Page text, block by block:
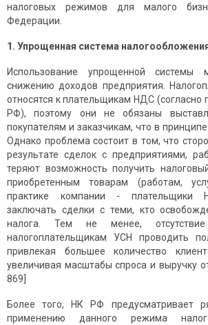
налоговых режимов для малого
Федерации.
1. Упрощенная система
Использование упрощенной системы
снижению доходов предприятия.
относятся к плательщикам НДС (согласно
РФ), поэтому они не обязаны
покупателям и заказчикам, что в
Однако проблема состоит в том, что
результате сделок с предприятиями,
теряют возможность получить
приобретенным товарам (работам,
практике компании - плательщики
заключать сделки с теми, кто
налога. Тем не менее,
налогоплательщикам УСН проводить
привлекая большее количество
увеличивая масштабы спроса и выручку
869]
Более того, НК РФ предусматривает
применению данного режима